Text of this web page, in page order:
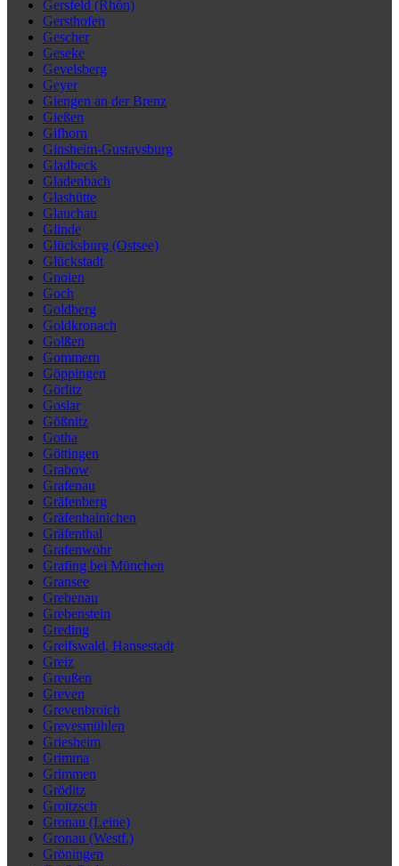
Gersfeld (Rhön)
Gersthofen
Gescher
Geseke
Gevelsberg
Geyer
Giengen an der Brenz
Gießen
Gifhorn
Ginsheim-Gustavsburg
Gladbeck
Gladenbach
Glashütte
Glauchau
Glinde
Glücksburg (Ostsee)
Glückstadt
Gnoien
Goch
Goldberg
Goldkronach
Golßen
Gommern
Göppingen
Görlitz
Goslar
Gößnitz
Gotha
Göttingen
Grabow
Grafenau
Gräfenberg
Gräfenhainichen
Gräfenthal
Grafenwöhr
Grafing bei München
Gransee
Grebenau
Grebenstein
Greding
Greifswald, Hansestadt
Greiz
Greußen
Greven
Grevenbroich
Grevesmühlen
Griesheim
Grimma
Grimmen
Gröditz
Groitzsch
Gronau (Leine)
Gronau (Westf.)
Gröningen